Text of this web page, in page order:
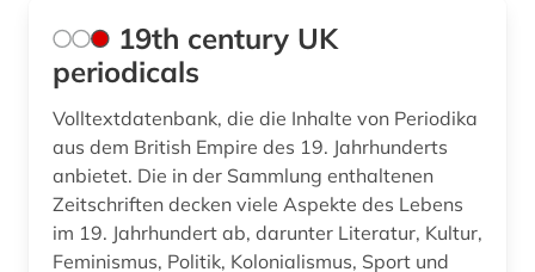
berliner mauer (1)
bern (1)
berne <wesermarsch> (1)
beruf (1)
19th century UK
periodicals
Volltextdatenbank, die die Inhalte von Periodika
aus dem British Empire des 19. Jahrhunderts
anbietet. Die in der Sammlung enthaltenen
Zeitschriften decken viele Aspekte des Lebens
im 19. Jahrhundert ab, darunter Literatur, Kultur,
Feminismus, Politik, Kolonialismus, Sport und